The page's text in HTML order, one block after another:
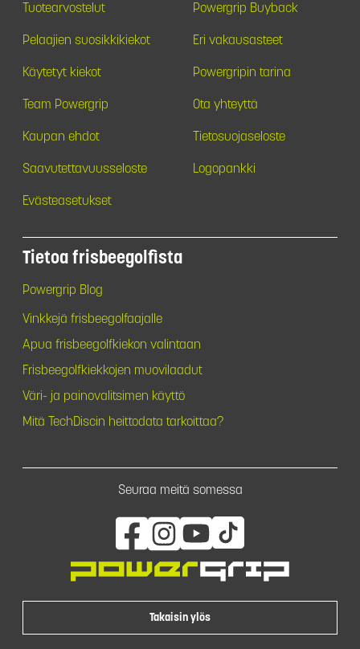
Tuotearvostelut Powergrip Buyback
Pelaajien suosikkikiekot Eri vakausasteet
Käytetyt kiekot Powergripin tarina
Team Powergrip Ota yhteyttä
Kaupan ehdot Tietosuojaseloste
Saavutettavuusseloste Logopankki
Evästeasetukset
Tietoa frisbeegolfista
Powergrip Blog
Vinkkejä frisbeegolfaajalle
Apua frisbeegolfkiekon valintaan
Frisbeegolfkiekkojen muovilaadut
Väri- ja painovalitsimen käyttö
Mitä TechDiscin heittodata tarkoittaa?
Seuraa meitä somessa
Takaisin ylös